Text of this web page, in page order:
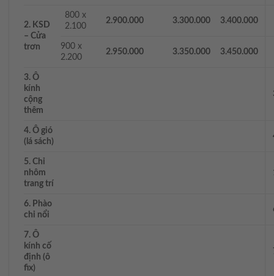
2. KSD
– Cửa
trơn
800 x
2.100
2.900.000 3.300.000 3.400.000
900 x
2.200
2.950.000 3.350.000 3.450.000
3. Ô
kính
cộng
thêm
4. Ô gió
(lá sách)
5. Chỉ
nhôm
trang trí
6. Phào
chỉ nổi
7. Ô
kính cố
định (ô
fix)